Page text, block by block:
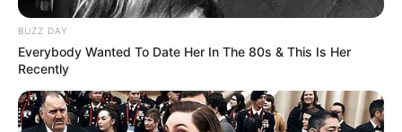
Sin embargo,la joven se ha caracterizado por su fuerte
BUZZ DAY
Everybody Wanted To Date Her In The 80s & This Is Her
Recently